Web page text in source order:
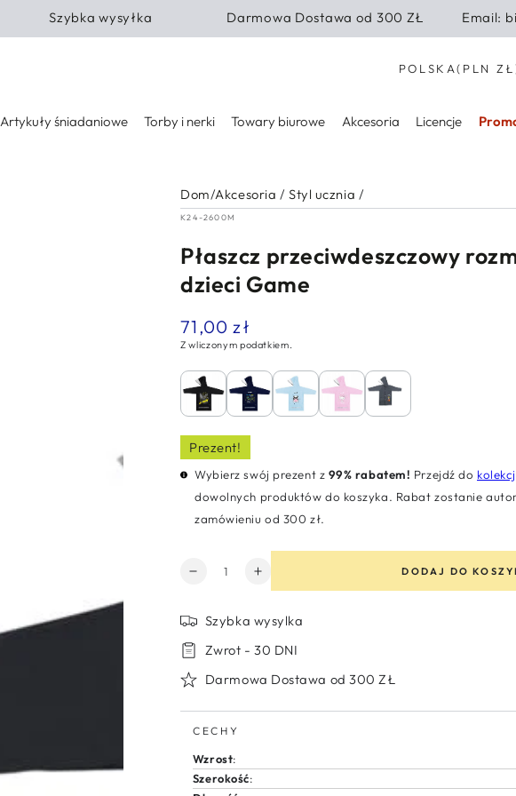
Szybka wysyłka Darmowa Dostawa od 300 ZŁ Email:
Artykuły śniadaniowe Torby i nerki Towary biurowe Akcesoria Licencje
Kraj/region
POLSKA(PLN
Dom/Akcesoria / Styl ucznia /
K24-2600M
Płaszcz przeciwdeszczowy
dzieci Game
Normalna
cena
71,00 zł
Z wliczonym podatkiem.
Prezent!
Wybierz swój prezent z 99% rabatem! Przejdź do
dowolnych produktów do koszyka. Rabat zostanie
zamówieniu od 300 zł.
Ilość
Zmniejsz
dla
Płaszcz
przeciwdeszczowy
M
Game
Zwiększ
ilość
Płaszcz
przeciwdeszczowy
M
DODAJ DO
Szybka wysylka
Zwrot - 30 DNI
Darmowa Dostawa od 300 ZŁ
CECHY
Wzrost:
Szerokość: